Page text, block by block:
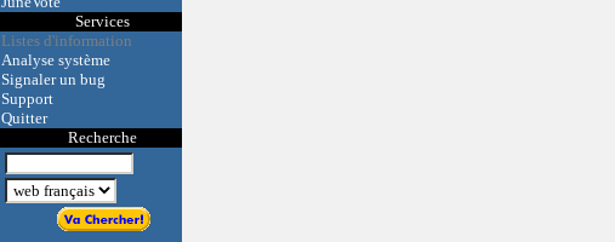
Services
Listes d'information
Analyse système
Signaler un bug
Support
Quitter
Recherche